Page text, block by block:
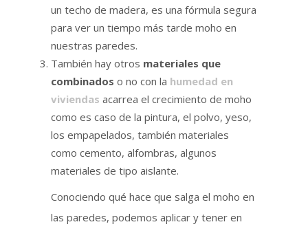
un techo de madera, es una fórmula segura
para ver un tiempo más tarde moho en
nuestras paredes.
También hay otros materiales que
combinados o no con la humedad en
viviendas acarrea el crecimiento de moho
como es caso de la pintura, el polvo, yeso,
los empapelados, también materiales
como cemento, alfombras, algunos
materiales de tipo aislante.
Conociendo qué hace que salga el moho en
las paredes, podemos aplicar y tener en